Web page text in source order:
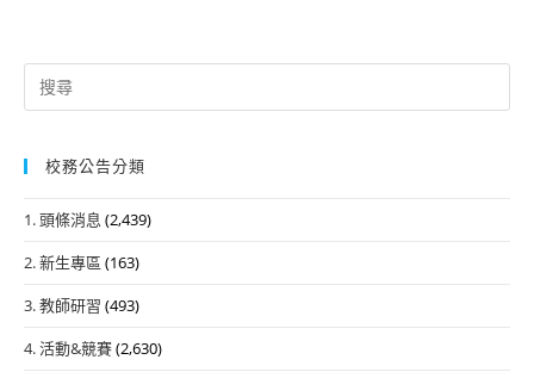
Search
for:
校務公告分類
1. 頭條消息 (2,439)
2. 新生專區 (163)
3. 教師研習 (493)
4. 活動&競賽(2,630)